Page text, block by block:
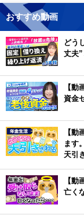
おすすめ動画
どう
丈夫”
【動
資金
【動
ます
天引
【動
亡く